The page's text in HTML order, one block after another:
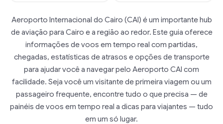
Aeroporto Internacional do Cairo (CAI) é um importante hub
de aviação para Cairo e a região ao redor. Este guia oferece
informações de voos em tempo real com partidas,
chegadas, estatísticas de atrasos e opções de transporte
para ajudar você a navegar pelo Aeroporto CAI com
facilidade. Seja você um visitante de primeira viagem ou um
passageiro frequente, encontre tudo o que precisa — de
painéis de voos em tempo real a dicas para viajantes — tudo
em um só lugar.